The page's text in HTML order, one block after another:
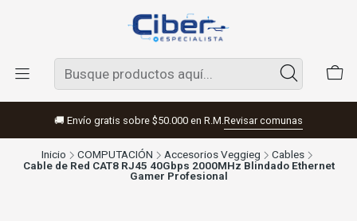
🚚 Envío gratis sobre $50.000 en R.M. Revisar comunas
Inicio COMPUTACIÓN Accesorios Veggieg
Cables
Cable de Red CAT8 RJ45 40Gbps 2000MHz Blindado Ethernet
Gamer Profesional